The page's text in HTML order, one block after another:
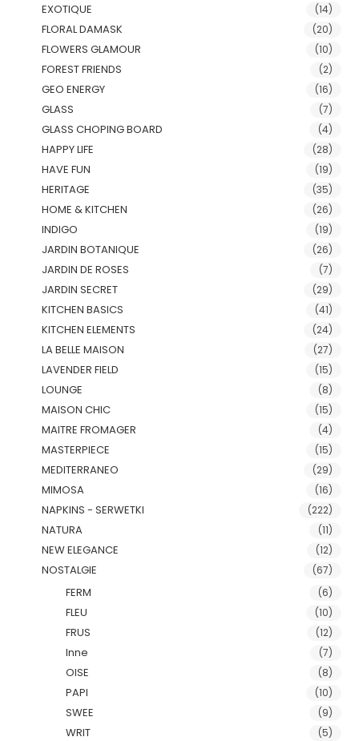
EXOTIQUE (14)
FLORAL DAMASK (20)
FLOWERS GLAMOUR (10)
FOREST FRIENDS (2)
GEO ENERGY (16)
GLASS (7)
GLASS CHOPING BOARD (4)
HAPPY LIFE (28)
HAVE FUN (19)
HERITAGE (35)
HOME & KITCHEN (26)
INDIGO (19)
JARDIN BOTANIQUE (26)
JARDIN DE ROSES (7)
JARDIN SECRET (29)
KITCHEN BASICS (41)
KITCHEN ELEMENTS (24)
LA BELLE MAISON (27)
LAVENDER FIELD (15)
LOUNGE (8)
MAISON CHIC (15)
MAITRE FROMAGER (4)
MASTERPIECE (15)
MEDITERRANEO (29)
MIMOSA (16)
NAPKINS - SERWETKI (222)
NATURA (11)
NEW ELEGANCE (12)
NOSTALGIE (67)
FERM (6)
FLEU (10)
FRUS (12)
Inne (7)
OISE (8)
PAPI (10)
SWEE (9)
WRIT (5)